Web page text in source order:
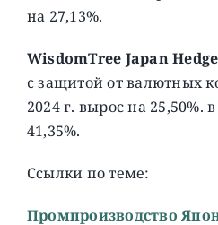
на 27,13%.
WisdomTree Japan
c защитой от валютных
2024 г. вырос на 25,50%.
41,35%.
Ссылки по теме:
Промпроизводство